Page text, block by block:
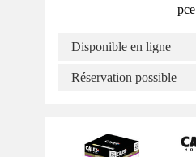
pce
Disponible en ligne
Réservation possible